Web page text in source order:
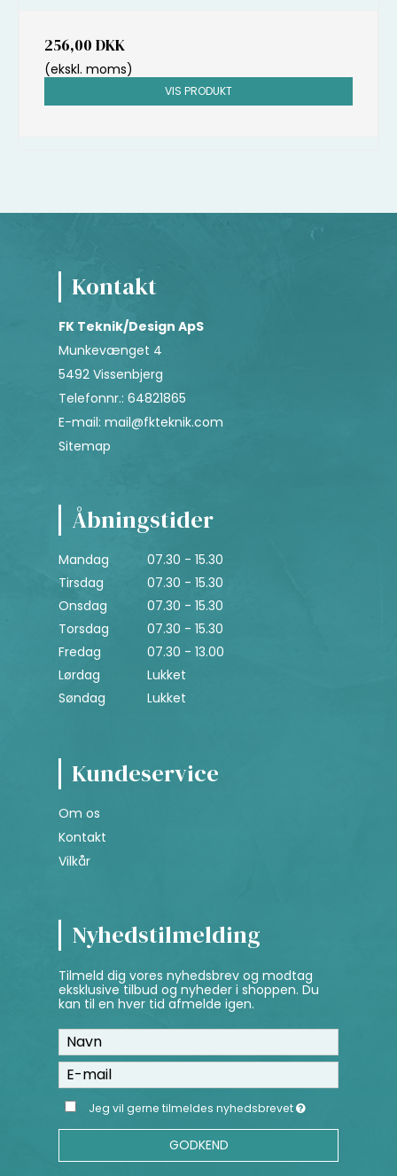
256,00 DKK
(ekskl. moms)
VIS PRODUKT
Kontakt
FK Teknik/Design ApS
Munkevænget 4
5492 Vissenbjerg
Telefonnr.: 64821865
E-mail: mail@fkteknik.com
Sitemap
Åbningstider
Mandag
07.30 - 15.30
Tirsdag
07.30 - 15.30
Onsdag
07.30 - 15.30
Torsdag
07.30 - 15.30
Fredag
07.30 - 13.00
Lørdag
Lukket
Søndag
Lukket
Kundeservice
Om os
Kontakt
Vilkår
Nyhedstilmelding
Tilmeld dig vores nyhedsbrev og modtag
eksklusive tilbud og nyheder i shoppen. Du
kan til en hver tid afmelde igen.
Jeg vil gerne tilmeldes nyhedsbrevet
GODKEND